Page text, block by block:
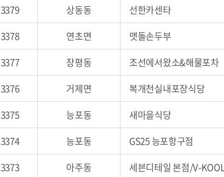
3379
상동동 선한카센타
3378
연초면 맷돌손두부
3377
장평동 조선에서왔소&해물포차
3376
거제면 복개천실내포장식당
3375
능포동 새마을식당
3374
능포동 GS25 능포항구점
3373
아주동 세븐디테일 본점/V-